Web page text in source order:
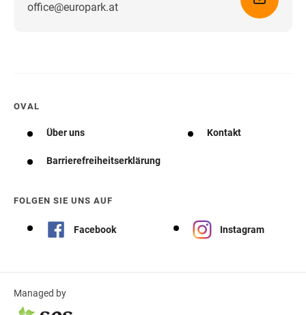
office@europark.atWegbeschreibung erhalten
OVAL
Über uns Kontakt
Barrierefreiheitserklärung
FOLGEN SIE UNS AUF
Facebook Instagram
Managed by